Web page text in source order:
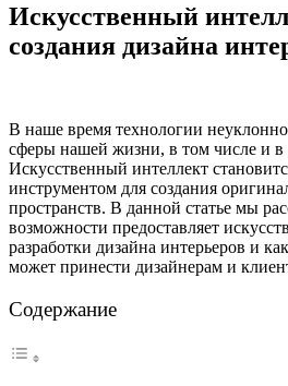
Искусственный
создания дизайна
В наше время технологии
сферы нашей жизни, в том числе и в
Искусственный интеллект
инструментом для создания
пространств. В данной статье мы
возможности предоставляет
разработки дизайна интерьеров и
может принести дизайнерам и
Содержание